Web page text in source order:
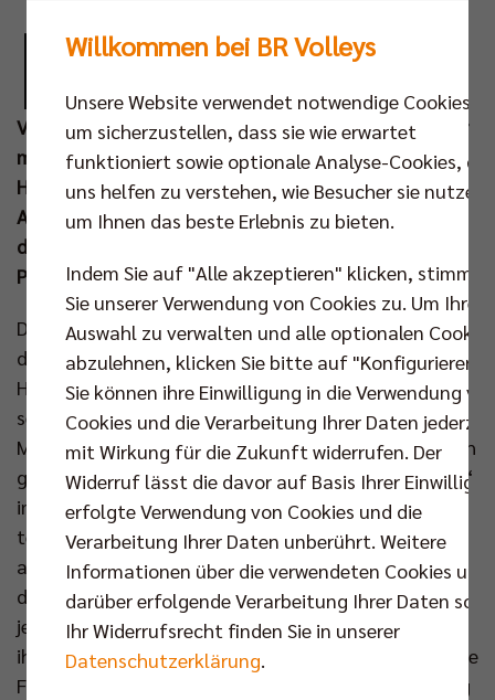
D as zweite Heimspiel der Berlin Recycling
Volleys in der Saison 22/23 stand dem
erfolgreichen Auftakt in nichts nach. 4.845
Volleyballfans sahen am Samstagabend den Meister
mit 3:0 (25:22, 25:15, 25:21) gegen die WWK Volleys
Herrsching siegen. In den Fokus der Zuschauer in der
Arena und im Livestream auf Twitch spielte sich
dabei Timothée Carle, der als Topscorer mit 14
Punkten BOUNCE HOUSE MVP des Abends wurde.
Die BR Volleys knüpften mit nur einer Veränderung in
der Startformation nahtlos an ihre erfolgreiche
Heimpremiere gegen den VfB Friedrichshafen vor
sechs Tagen an. Saso Stalekar rückte für Nehemiah
Mote in das Team und die Hauptstädter blieben auch
gegen den selbsternannten „Geilsten Club der Welt“
im guten Rhythmus der letzten Wochen. Zur ersten
technischen Auszeit hielten die Bayern um ihren
auffälligen Zuspieler James Shaw noch mit (8:6), in
der Folge gewannen die Hausherren im ersten Satz
jedoch die Kontrolle. Die Berliner dominierten dank
ihrer guten Annahme das Geschehen und konnten die
Führung verwalten (14:10). Herrsching hingegen ging
Willkommen bei BR Volleys
Unsere Website verwendet notwendige Cookies,
um sicherzustellen, dass sie wie erwartet
funktioniert sowie optionale Analyse-Cookies, die
uns helfen zu verstehen, wie Besucher sie nutzen,
um Ihnen das beste Erlebnis zu bieten.
Indem Sie auf "Alle akzeptieren" klicken, stimmen
Sie unserer Verwendung von Cookies zu. Um Ihre
Auswahl zu verwalten und alle optionalen Cookies
abzulehnen, klicken Sie bitte auf "Konfigurieren".
Sie können ihre Einwilligung in die Verwendung
Cookies und die Verarbeitung Ihrer Daten
mit Wirkung für die Zukunft widerrufen. Der
Widerruf lässt die davor auf Basis Ihrer
erfolgte Verwendung von Cookies und die
Verarbeitung Ihrer Daten unberührt. Weitere
Informationen über die verwendeten Cookies und
darüber erfolgende Verarbeitung Ihrer Daten
Ihr Widerrufsrecht finden Sie in unserer
Datenschutzerklärung.